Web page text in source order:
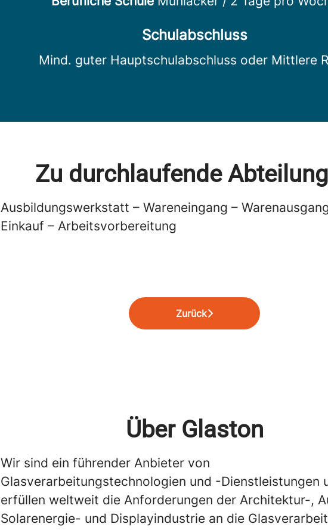
Schulabschluss
Mind. guter Hauptschulabschluss oder Mittlere
Zu durchlaufende
Ausbildungswerkstatt – Wareneingang –
Einkauf – Arbeitsvorbereitung
Zurück
Über Glaston
Wir sind ein führender Anbieter von
Glasverarbeitungstechnologien und -Dienstleistungen
erfüllen weltweit die Anforderungen der Architektur-,
Solarenergie- und Displayindustrie an die